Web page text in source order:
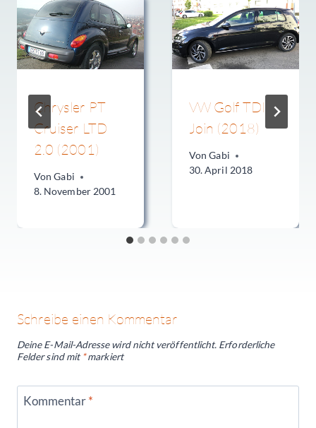
Chrysler PT
Cruiser LTD
2.0 (2001)
Von Gabi
8. November 2001
VW Golf TDI
Join (2018)
Von Gabi
30. April 2018
Schreibe einen Kommentar
Deine E-Mail-Adresse wird nicht veröffentlicht. Erforderliche
Felder sind mit*markiert
Kommentar*